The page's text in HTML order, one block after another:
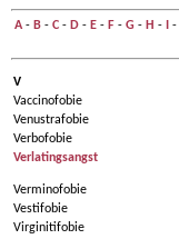
A- B- C- D- E- F - G- H - -
V
Vaccinofobie
Venustrafobie
Verbofobie
Verlatingsangst
Verminofobie
Vestifobie
Virginitifobie